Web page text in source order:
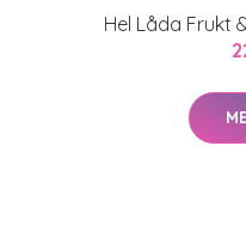
Hel Låda Frukt